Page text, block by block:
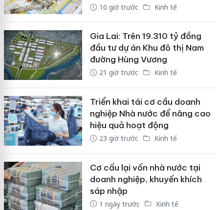
10 giờ trước Kinh tế
Gia Lai: Trên 19.310 tỷ đồng
đầu tư dự án Khu đô thị Nam
đường Hùng Vương
21 giờ trước Kinh tế
Triển khai tái cơ cầu doanh
nghiệp Nhà nước để nâng cao
hiệu quả hoạt động
23 giờ trước Kinh tế
Cơ cấu lại vốn nhà nước tại
doanh nghiệp, khuyến khích
sáp nhập
1 ngày trước Kinh tế